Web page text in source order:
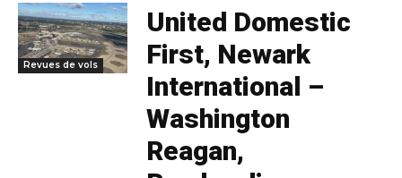
Revues de vols
United Domestic
First, Newark
International –
Washington
Reagan,